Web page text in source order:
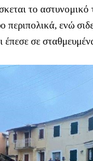
το αστυνομικό
περιπολικά, ενώ
έπεσε σε